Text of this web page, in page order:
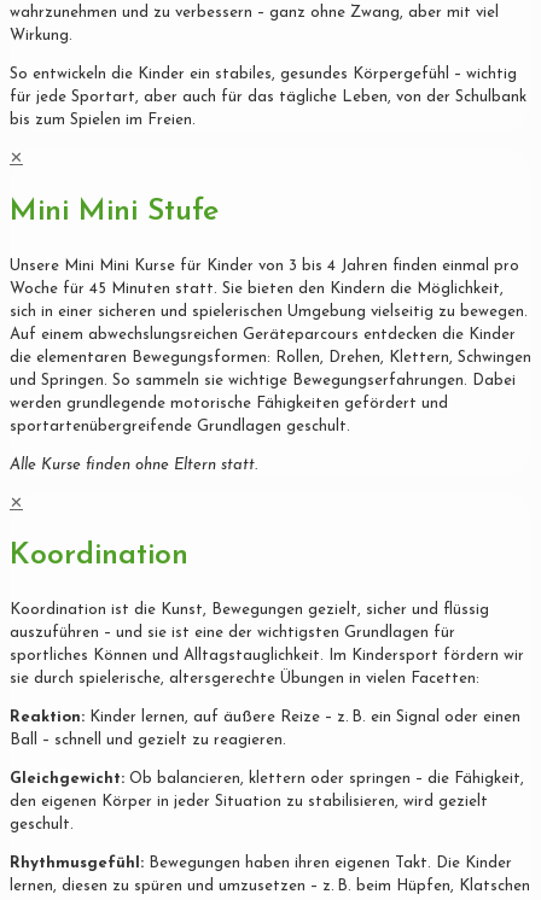
wahrzunehmen und zu verbessern – ganz ohne Zwang, aber mit viel
Wirkung.
So entwickeln die Kinder ein stabiles, gesundes Körpergefühl – wichtig
für jede Sportart, aber auch für das tägliche Leben, von der Schulbank
bis zum Spielen im Freien.
✕
Mini Mini Stufe
Unsere Mini Mini Kurse für Kinder von 3 bis 4 Jahren finden einmal pro
Woche für 45 Minuten statt. Sie bieten den Kindern die Möglichkeit,
sich in einer sicheren und spielerischen Umgebung vielseitig zu bewegen.
Auf einem abwechslungsreichen Geräteparcours entdecken die Kinder
die elementaren Bewegungsformen: Rollen, Drehen, Klettern, Schwingen
und Springen. So sammeln sie wichtige Bewegungserfahrungen. Dabei
werden grundlegende motorische Fähigkeiten gefördert und
sportartenübergreifende Grundlagen geschult.
Alle Kurse finden ohne Eltern statt.
✕
Koordination
Koordination ist die Kunst, Bewegungen gezielt, sicher und flüssig
auszuführen – und sie ist eine der wichtigsten Grundlagen für
sportliches Können und Alltagstauglichkeit. Im Kindersport fördern wir
sie durch spielerische, altersgerechte Übungen in vielen Facetten:
Reaktion: Kinder lernen, auf äußere Reize – z. B. ein Signal oder einen
Ball – schnell und gezielt zu reagieren.
Gleichgewicht: Ob balancieren, klettern oder springen – die Fähigkeit,
den eigenen Körper in jeder Situation zu stabilisieren, wird gezielt
geschult.
Rhythmusgefühl: Bewegungen haben ihren eigenen Takt. Die Kinder
lernen, diesen zu spüren und umzusetzen – z. B. beim Hüpfen, Klatschen